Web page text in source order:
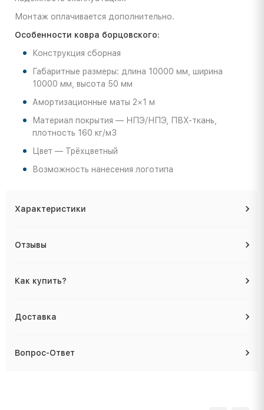
Монтаж оплачивается дополнительно.
Особенности ковра борцовского:
Конструкция сборная
Габаритные размеры: длина 10000 мм, ширина
10000 мм, высота 50 мм
Амортизационные маты 2×1 м
Материал покрытия — НПЭ/НПЭ, ПВХ-ткань,
плотность 160 кг/м3
Цвет — Трёхцветный
Возможность нанесения логотипа
Характеристики
Отзывы
Как купить?
Доставка
Вопрос-Ответ